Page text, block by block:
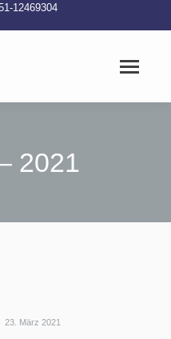
12469304
2021
23. März 2021